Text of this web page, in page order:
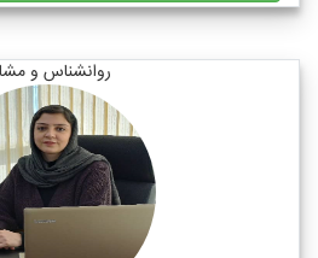
روانشناس و